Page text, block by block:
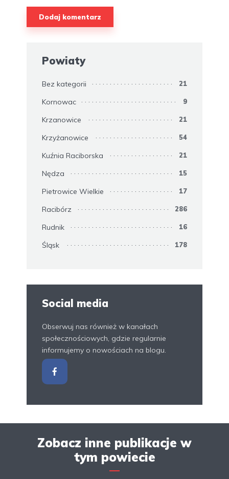
Powiaty
Bez kategorii 21
Kornowac 9
Krzanowice 21
Krzyżanowice 54
Kuźnia Raciborska 21
Nędza 15
Pietrowice Wielkie 17
Racibórz 286
Rudnik 16
Śląsk 178
Social media
Obserwuj nas również w kanałach
społecznościowych, gdzie regularnie
informujemy o nowościach na blogu.
Zobacz inne publikacje w
tym powiecie